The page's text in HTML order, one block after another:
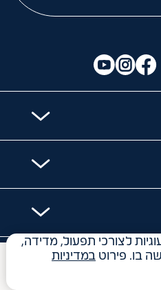
עם
לצורכי תפעול, מדידה,
בו. פירוט במדיניות